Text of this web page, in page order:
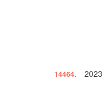
14464. 2023